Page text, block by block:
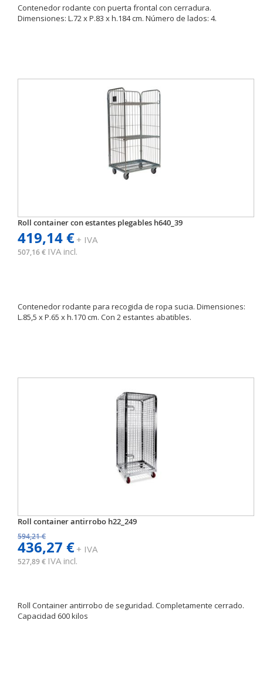
Contenedor rodante con puerta frontal con cerradura.
Dimensiones: L.72 x P.83 x h.184 cm. Número de lados: 4.
Roll container con estantes plegables h640_39
419,14 €+ IVA
507,16 € IVA incl.
Contenedor rodante para recogida de ropa sucia. Dimensiones:
L.85,5 x P.65 x h.170 cm. Con 2 estantes abatibles.
Roll container antirrobo h22_249
594,21 €
436,27 €+ IVA
527,89 € IVA incl.
Roll Container antirrobo de seguridad. Completamente cerrado.
Capacidad 600 kilos